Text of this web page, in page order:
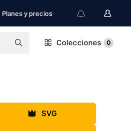
Planes y precios
Colecciones 0
SVG